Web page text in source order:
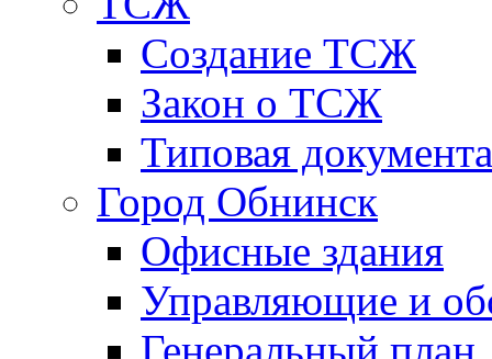
Создание ТСЖ
Закон о ТСЖ
Типовая
Город Обнинск
Офисные здания
Управляющие и